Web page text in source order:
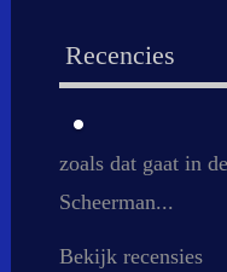
Recencies
zoals dat gaat in
Scheerman...
Bekijk recensies